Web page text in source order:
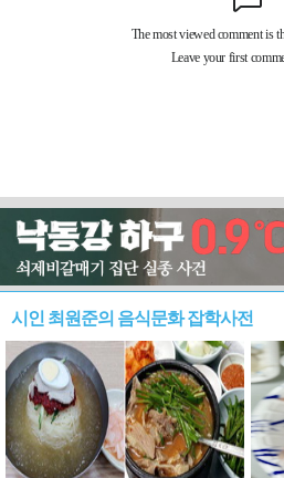
시인 최원준의 음식문화 잡학사전